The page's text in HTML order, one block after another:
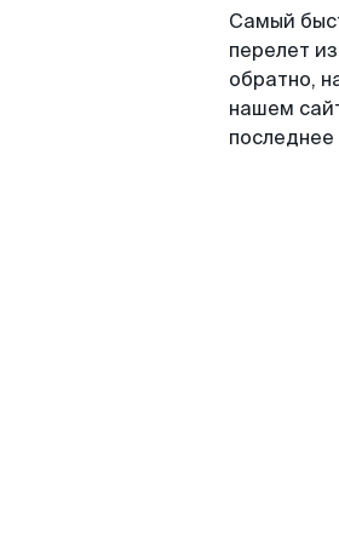
Самый
перелет
обратно,
нашем